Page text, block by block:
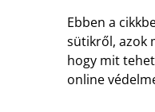
Ebben a
sütikről, azok
hogy mit
online